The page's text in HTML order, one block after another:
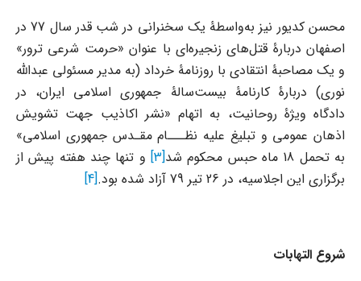
محسن کدیور نیز به‌واسطۀ یک سخنرانی در شب قدر سال 77 در
اصفهان دربارۀ قتل‌های زنجیره‌ای با عنوان «حرمت شرعی ترور»
و یک مصاحبۀ انتقادی با روزنامۀ خرداد (به مدیر مسئولی عبدالله
نوری) دربارۀ کارنامۀ بیست‌سالۀ جمهوری اسلامی ایران، در
دادگاه ویژۀ روحانیت، به اتهام «نشر اکاذیب جهت تشویش
اذهان عمومی و تبلیغ علیه نظـــام مقـدس جمهوری اسلامی»
به تحمل 18 ماه حبس محکوم شد
[3]
و تنها چند هفته پیش از
برگزاری این اجلاسیه، در 26 تیر 79 آزاد شده بود.
[4]
شروع التهابات